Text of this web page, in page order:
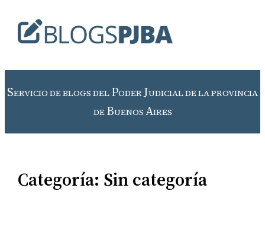
SERVICIO DE BLOGS DEL PODERJUDICIAL DE LA PROVINCIA
DE BUENOS AIRES
Categoría: Sin categoría